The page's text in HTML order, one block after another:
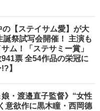
の【ステイサム愛】が大
誕祭試写会開催！ 主演も
ム！「ステサミー賞」
票 全54作品の栄冠に
】
娘・渡邉直子監督》“女性
意欲作に黒木瞳・西岡德